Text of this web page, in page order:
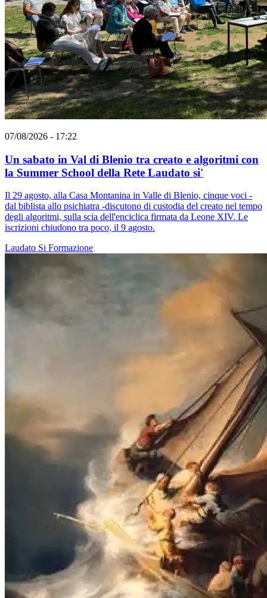
07/08/2026 - 17:22
Un sabato in Val di Blenio tra creato e algoritmi con
la Summer School della Rete Laudato si'
Il 29 agosto, alla Casa Montanina in Valle di Blenio, cinque voci -
dal biblista allo psichiatra -discutono di custodia del creato nel tempo
degli algoritmi, sulla scia dell'enciclica firmata da Leone XIV. Le
iscrizioni chiudono tra poco, il 9 agosto.
Laudato Si Formazione